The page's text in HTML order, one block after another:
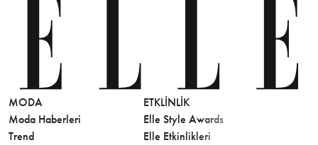
MODA
Moda Haberleri
Trend
ETKLINLIK
Elle Style Awards
Elle Etkinlikleri